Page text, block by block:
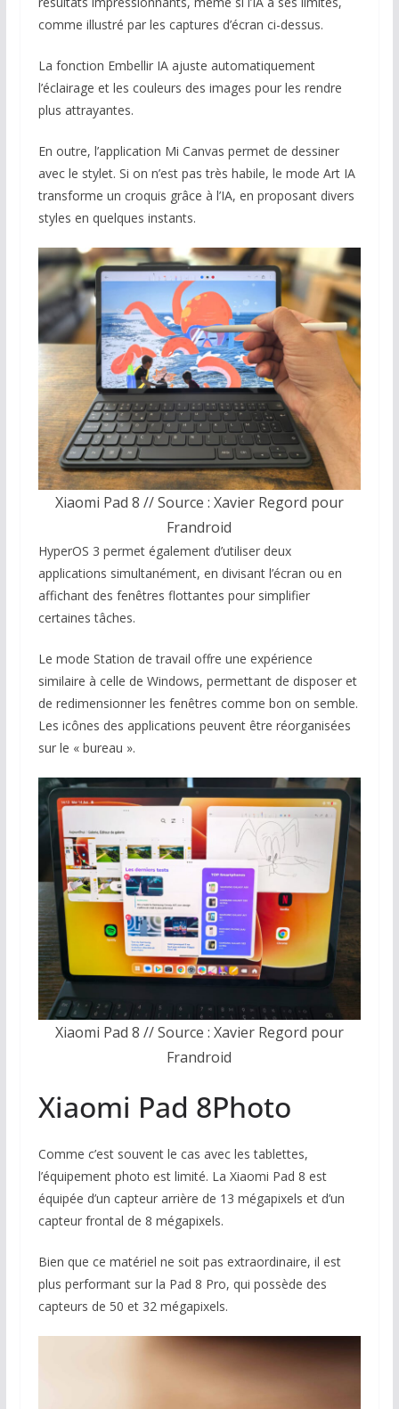
comme illustré par les captures d’écran ci-dessus.
La fonction Embellir IA ajuste automatiquement
l’éclairage et les couleurs des images pour les rendre
plus attrayantes.
En outre, l’application Mi Canvas permet de dessiner
avec le stylet. Si on n’est pas très habile, le mode Art IA
transforme un croquis grâce à l’IA, en proposant divers
styles en quelques instants.
Xiaomi Pad 8 // Source : Xavier Regord pour
Frandroid
HyperOS 3 permet également d’utiliser deux
applications simultanément, en divisant l’écran ou en
affichant des fenêtres flottantes pour simplifier
certaines tâches.
Le mode Station de travail offre une expérience
similaire à celle de Windows, permettant de disposer et
de redimensionner les fenêtres comme bon on semble.
Les icônes des applications peuvent être réorganisées
sur le « bureau ».
Xiaomi Pad 8 // Source : Xavier Regord pour
Frandroid
Xiaomi Pad 8Photo
Comme c’est souvent le cas avec les tablettes,
l’équipement photo est limité. La Xiaomi Pad 8 est
équipée d’un capteur arrière de 13 mégapixels et d’un
capteur frontal de 8 mégapixels.
Bien que ce matériel ne soit pas extraordinaire, il est
plus performant sur la Pad 8 Pro, qui possède des
capteurs de 50 et 32 mégapixels.